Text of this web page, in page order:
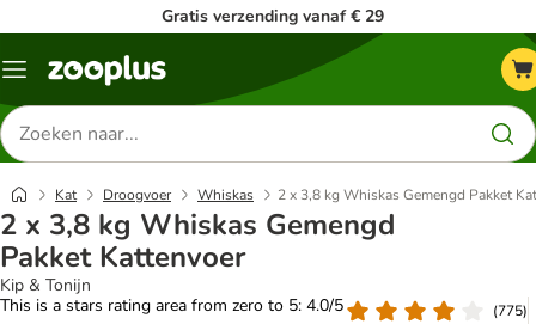
Gratis verzending vanaf € 29
Menu
Zoeken
naar
producten
Kat Droogvoer Whiskas 2 x 3,8 kg Whiskas Gemengd Pakket
2 x 3,8 kg Whiskas Gemengd
Pakket Kattenvoer
Kip & Tonijn
This is a stars rating area from zero to 5: 4.0/5
(775)